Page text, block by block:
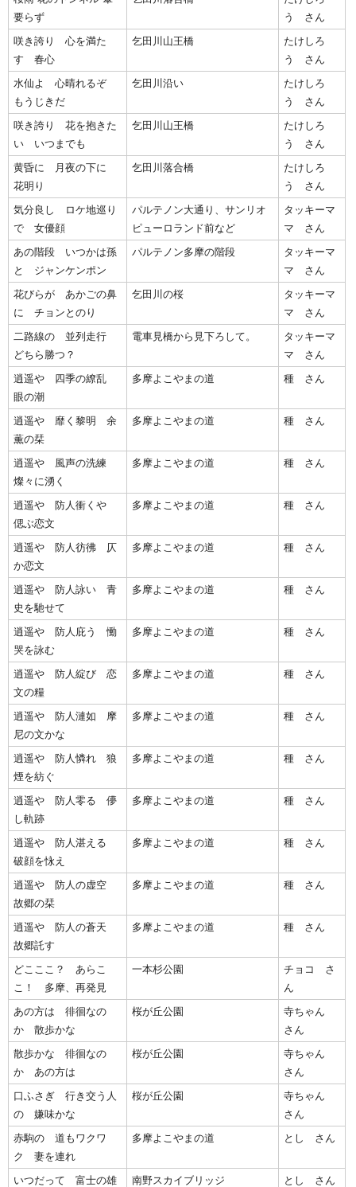
要らず
う さん
咲き誇り 心を満た
す 春心
乞田川山王橋
たけしろ
う さん
水仙よ 心晴れるぞ
もうじきだ
乞田川沿い
たけしろ
う さん
咲き誇り 花を抱きた
い いつまでも
乞田川山王橋
たけしろ
う さん
黄昏に 月夜の下に
花明り
乞田川落合橋
たけしろ
う さん
気分良し ロケ地巡り
で 女優顔
パルテノン大通り、サンリオ
ピューロランド前など
タッキーマ
マ さん
あの階段 いつかは孫
と ジャンケンポン
パルテノン多摩の階段
タッキーマ
マ さん
花びらが あかごの鼻
に チョンとのり
乞田川の桜
タッキーマ
マ さん
二路線の 並列走行
どちら勝つ？
電車見橋から見下ろして。
タッキーマ
マ さん
逍遥や 四季の繚乱
眼の潮
多摩よこやまの道 種 さん
逍遥や 靡く黎明 余
薫の栞
多摩よこやまの道 種 さん
逍遥や 風声の洗練
燦々に湧く
多摩よこやまの道 種 さん
逍遥や 防人衝くや
偲ぶ恋文
多摩よこやまの道 種 さん
逍遥や 防人彷彿 仄
か恋文
多摩よこやまの道 種 さん
逍遥や 防人詠い 青
史を馳せて
多摩よこやまの道 種 さん
逍遥や 防人庇う 慟
哭を詠む
多摩よこやまの道 種 さん
逍遥や 防人綻び 恋
文の糧
多摩よこやまの道 種 さん
逍遥や 防人漣如 摩
尼の文かな
多摩よこやまの道 種 さん
逍遥や 防人憐れ 狼
煙を紡ぐ
多摩よこやまの道 種 さん
逍遥や 防人零る 儚
し軌跡
多摩よこやまの道 種 さん
逍遥や 防人湛える
破顔を怺え
多摩よこやまの道 種 さん
逍遥や 防人の虚空
故郷の栞
多摩よこやまの道 種 さん
逍遥や 防人の蒼天
故郷託す
多摩よこやまの道 種 さん
どこここ？ あらこ
こ！ 多摩、再発見
一本杉公園
チョコ さ
ん
あの方は 徘徊なの
か 散歩かな
桜が丘公園
寺ちゃん
さん
散歩かな 徘徊なの
か あの方は
桜が丘公園
寺ちゃん
さん
口ふさぎ 行き交う人
の 嫌味かな
桜が丘公園
寺ちゃん
さん
赤駒の 道もワクワ
ク 妻を連れ
多摩よこやまの道 とし さん
いつだって 富士の雄
南野スカイブリッジ とし さん